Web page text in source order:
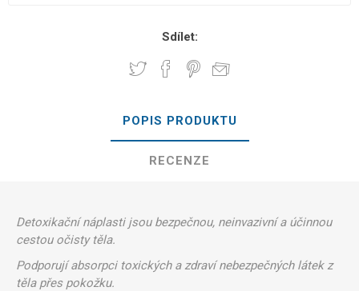
Sdílet:
POPIS PRODUKTU
RECENZE
Detoxikační náplasti jsou bezpečnou, neinvazivní a účinnou
cestou očisty těla.
Podporují absorpci toxických a zdraví nebezpečných látek z
těla přes pokožku.